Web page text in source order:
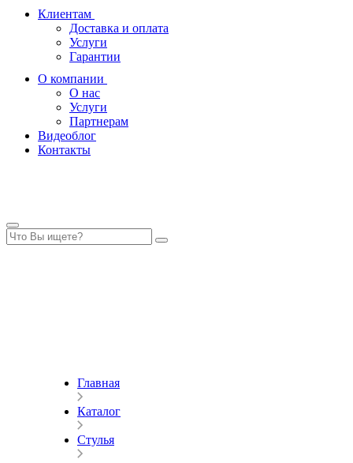
Клиентам
Доставка и оплата
Услуги
Гарантии
О компании
О нас
Услуги
Партнерам
Видеоблог
Контакты
Главная
Каталог
Стулья